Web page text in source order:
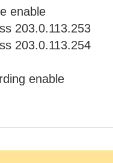
enable
203.0.113.253
203.0.113.254
enable